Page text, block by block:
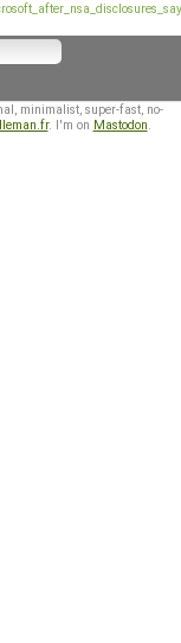
minimalist, super-fast, no-
. I'm on Mastodon.